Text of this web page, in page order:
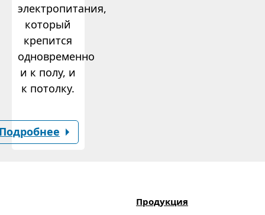
электропитания,
который
крепится
одновременно
и к полу, и
к потолку.
Продукция